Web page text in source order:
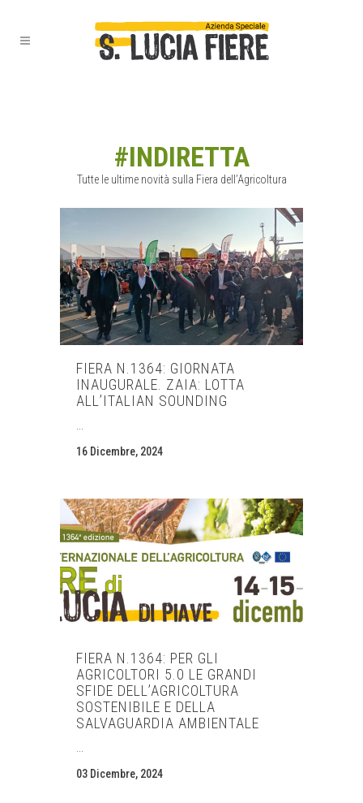
#INDIRETTA
Tutte le ultime novità sulla Fiera dell’Agricoltura
FIERA N.1364: GIORNATA
INAUGURALE. ZAIA: LOTTA
ALL’ITALIAN SOUNDING
16 Dicembre, 2024
FIERA N.1364: PER GLI
AGRICOLTORI 5.0 LE GRANDI
SFIDE DELL’AGRICOLTURA
SOSTENIBILE E DELLA
SALVAGUARDIA AMBIENTALE
...
03 Dicembre, 2024